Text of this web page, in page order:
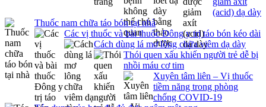
(acid) dạ dày
Thuốc nam chữa táo bón tại nhà
Các vị thuốc và bài thuốc Đông y trị táo bón kéo dài
Cách dùng lá mơ lông chữa viêm dạ dày
Thói quen xấu khiến người trẻ dễ bị
nhồi máu cơ tim
Xuyên tâm liên – Vị thuốc
tiềm năng trong phòng
chống COVID-19